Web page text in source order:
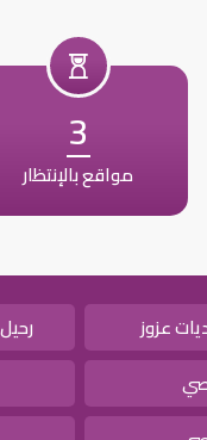
3
مواقع بالإنتظار
عزوز